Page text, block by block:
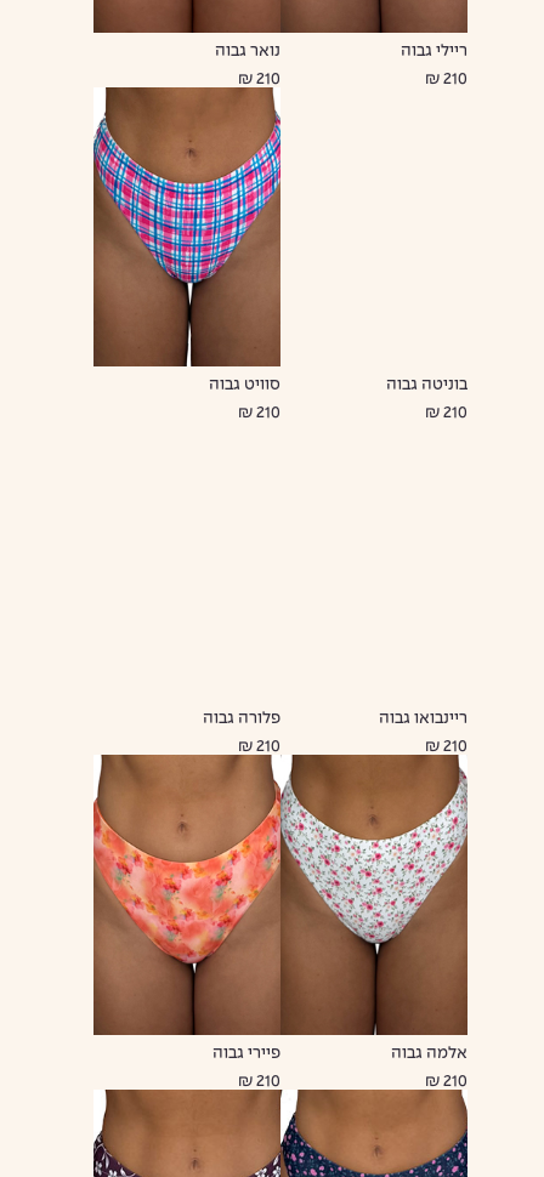
ריילי גבוה
210 ₪
נואר גבוה
210 ₪
בוניטה גבוה
210 ₪
סוויט גבוה
210 ₪
ריינבואו גבוה
210 ₪
פלורה גבוה
210 ₪
אלמה גבוה
210 ₪
פיירי גבוה
210 ₪